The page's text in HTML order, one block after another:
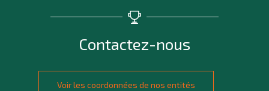
Contactez-nous
Voir les coordonnées de nos entités